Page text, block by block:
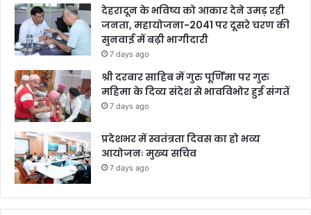
देहरादून के भविष्य को आकार देने उमड़ रही
जनता, महायोजना-2041 पर दूसरे चरण की
सुनवाई में बढ़ी भागीदारी
7 days ago
श्री दरबार साहिब में गुरु पूर्णिमा पर गुरु
महिमा के दिव्य संदेश से भावविभोर हुई संगतें
7 days ago
प्रदेशभर में स्वतंत्रता दिवस का हो भव्य
आयोजनः मुख्य सचिव
7 days ago